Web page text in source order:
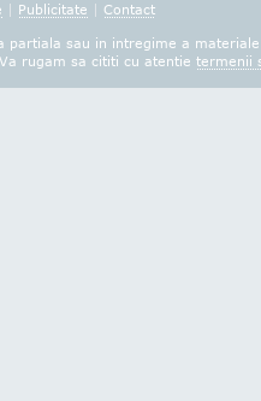
| Publicitate | Contact
partiala sau in intregime a
rugam sa cititi cu atentie termenii